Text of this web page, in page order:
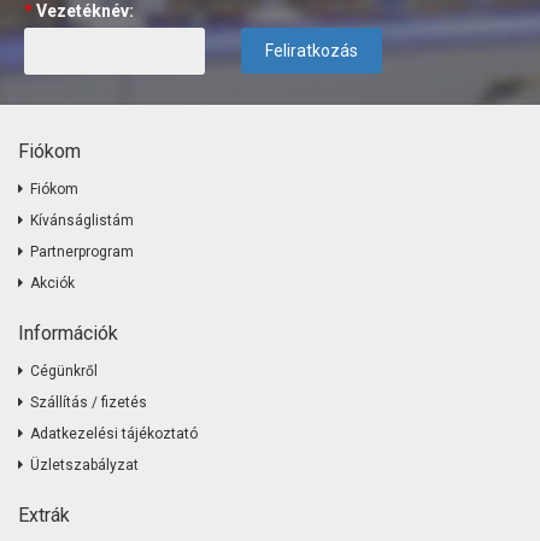
*Vezetéknév:
Feliratkozás
Fiókom
Fiókom
Kívánságlistám
Partnerprogram
Akciók
Információk
Cégünkről
Szállítás / fizetés
Adatkezelési tájékoztató
Üzletszabályzat
Extrák